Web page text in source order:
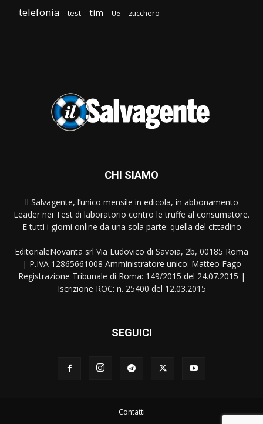
telefonia test tim Ue zucchero
CHI SIAMO
Il Salvagente, l’unico mensile in edicola, in abbonamento
Leader nei Test di laboratorio contro le truffe al consumatore.
E tutti i giorni online da una sola parte: quella del cittadino
EditorialeNovanta srl Via Ludovico di Savoia, 2b, 00185 Roma
| P.IVA 12865661008 Amministratore unico: Matteo Fago
Registrazione Tribunale di Roma: 149/2015 del 24.07.2015 |
Iscrizione ROC: n. 25400 del 12.03.2015
SEGUICI
Contatti